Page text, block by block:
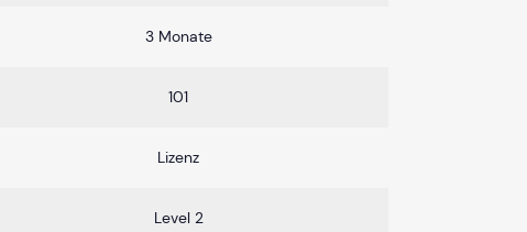
3 Monate
101
Lizenz
Level 2